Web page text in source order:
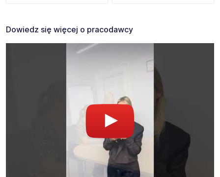
Dowiedz się więcej o pracodawcy